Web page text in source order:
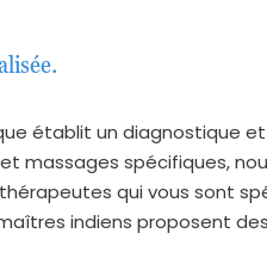
établit un diagnostique
massages spécifiques,
qui vous sont
indiens proposent